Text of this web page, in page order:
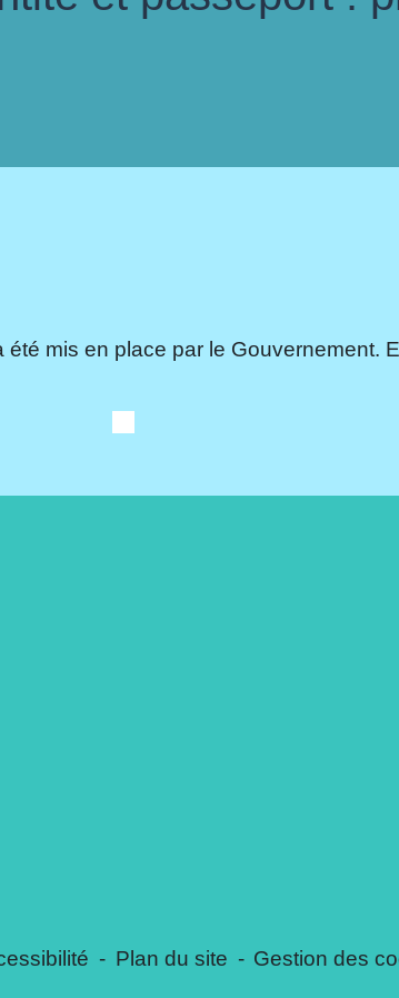
mis en place par le Gouvernement.
- Plan du site - Gestion des